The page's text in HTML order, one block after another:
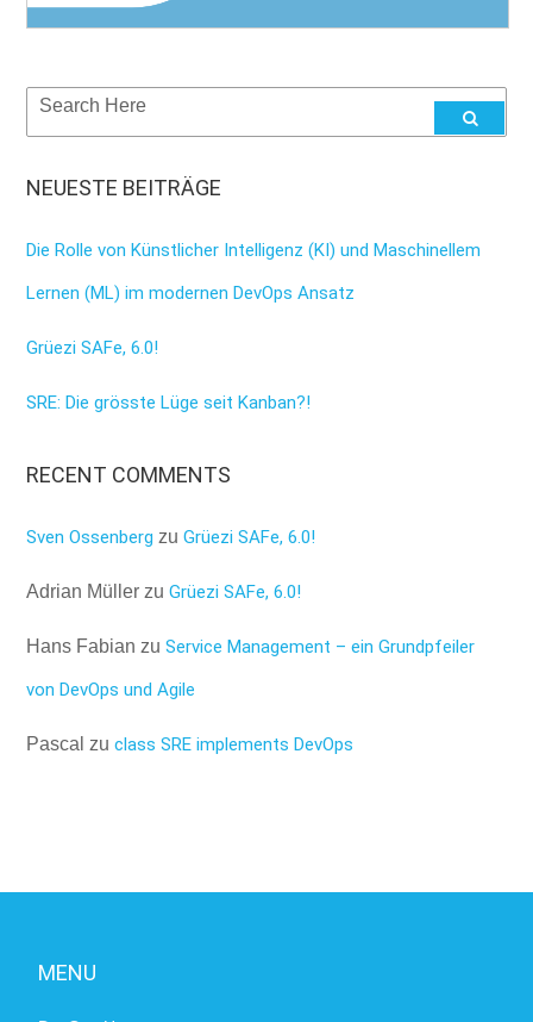
NEUESTE BEITRÄGE
Die Rolle von Künstlicher Intelligenz (KI) und Maschinellem
Lernen (ML) im modernen DevOps Ansatz
Grüezi SAFe, 6.0!
SRE: Die grösste Lüge seit Kanban?!
RECENT COMMENTS
Sven Ossenberg zuGrüezi SAFe, 6.0!
Adrian Müller zuGrüezi SAFe, 6.0!
Hans Fabian zuService Management – ein Grundpfeiler
von DevOps und Agile
Pascal zuclass SRE implements DevOps
MENU